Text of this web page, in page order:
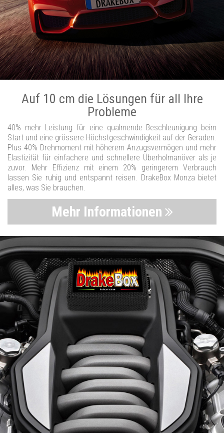
Auf 10 cm die Lösungen für all Ihre
Probleme
40% mehr Leistung für eine qualmende Beschleunigung beim
Start und eine grössere Höchstgeschwindigkeit auf der Geraden.
Plus 40% Drehmoment mit höherem Anzugsvermögen und mehr
Elastizität für einfachere und schnellere Überholmanöver als je
zuvor. Mehr Effizienz mit einem 20% geringerem Verbrauch
lassen Sie ruhig und entspannt reisen. DrakeBox Monza bietet
alles, was Sie brauchen.
Mehr Informationen